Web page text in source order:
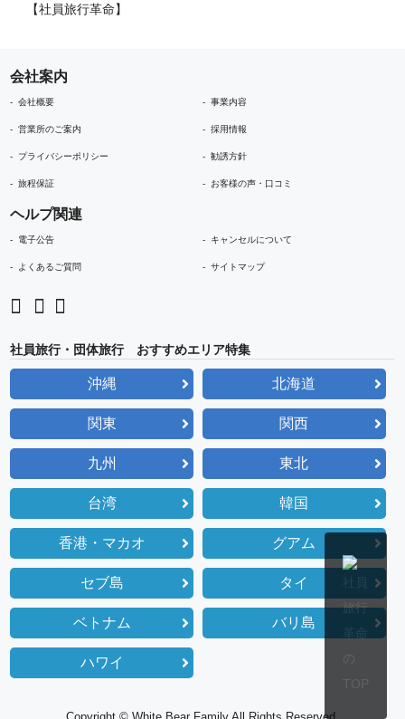
会社案内
会社概要 事業内容
営業所のご案内 採用情報
プライバシーポリシー 勧誘方針
旅程保証 お客様の声・口コミ
ヘルプ関連
電子公告 キャンセルについて
よくあるご質問 サイトマップ
社員旅行・団体旅行 おすすめエリア特集
沖縄 北海道
関東 関西
九州 東北
台湾 韓国
香港・マカオ グアム
セブ島 タイ
ベトナム バリ島
ハワイ